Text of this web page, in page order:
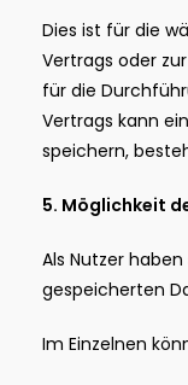
Dies ist für die
Vertrags oder
für die
Vertrags kann
speichern,
5. Möglichkeit
Als Nutzer
gespeicherten
Im Einzelnen